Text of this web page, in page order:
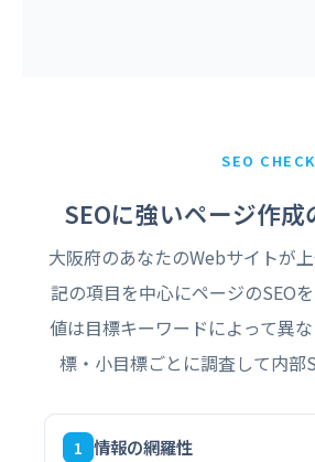
SEO CHECK
SEOに強いページ作
大阪府のあなたのWebサイトが
記の項目を中心にページのSEO
値は目標キーワードによって異
標・小目標ごとに調査して内部
1 情報の網羅性